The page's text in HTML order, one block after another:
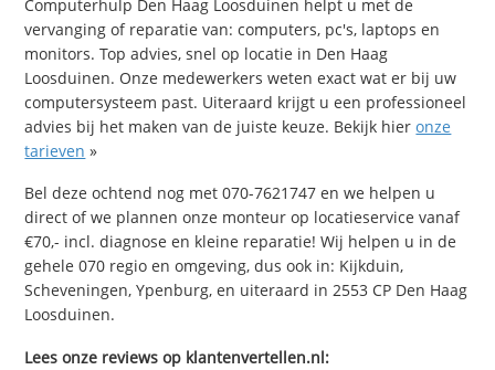
Computerhulp Den Haag Loosduinen helpt u met de
vervanging of reparatie van: computers, pc's, laptops en
monitors. Top advies, snel op locatie in Den Haag
Loosduinen. Onze medewerkers weten exact wat er bij uw
computersysteem past. Uiteraard krijgt u een professioneel
advies bij het maken van de juiste keuze. Bekijk hieronze
tarieven »
Bel deze ochtend nog met 070-7621747 en we helpen u
direct of we plannen onze monteur op locatieservice vanaf
€70,- incl. diagnose en kleine reparatie! Wij helpen u in de
gehele 070 regio en omgeving, dus ook in: Kijkduin,
Scheveningen, Ypenburg, en uiteraard in 2553 CP Den Haag
Loosduinen.
Lees onze reviews op klantenvertellen.nl: